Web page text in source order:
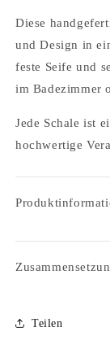
Diese
und Design in
feste Seife und
im Badezimmer
Jede Schale ist
hochwertige
Teilen